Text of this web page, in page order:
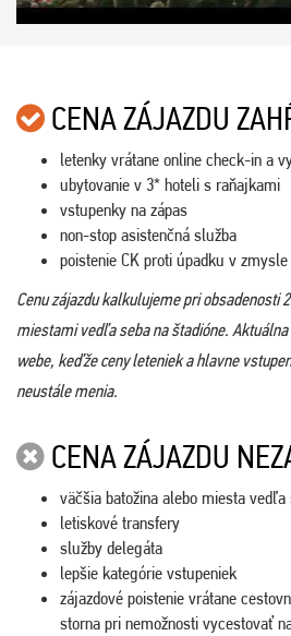
CENA ZÁJAZDU
letenky vrátane online check-in a
ubytovanie v 3* hoteli s raňajkami
vstupenky na zápas
non-stop asistenčná služba
poistenie CK proti úpadku v
Cenu zájazdu kalkulujeme pri obsadenosti
miestami vedľa seba na štadióne.
webe, keďže ceny leteniek a hlavne
neustále menia.
CENA ZÁJAZDU
väčšia batožina alebo miesta
letiskové transfery
služby delegáta
lepšie kategórie vstupeniek
zájazdové poistenie vrátane
storna pri nemožnosti vycestovať